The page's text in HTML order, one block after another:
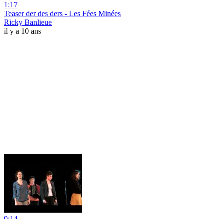
1:17
Teaser der des ders - Les Fées Minées
Ricky Banlieue
il y a 10 ans